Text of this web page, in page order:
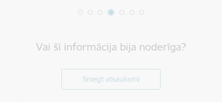
Vai šī informācija bija noderīga?
Sniegt atsauksmi